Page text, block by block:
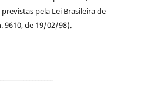
pela Lei Brasileira de
9610, de 19/02/98).